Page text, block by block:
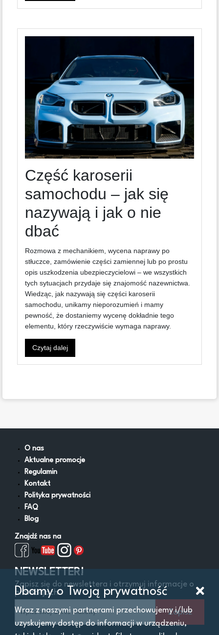
Część karoserii
samochodu – jak się
nazywają i jak o nie
dbać
Rozmowa z mechanikiem, wycena naprawy po
stłuczce, zamówienie części zamiennej lub po prostu
opis uszkodzenia ubezpieczycielowi – we wszystkich
tych sytuacjach przydaje się znajomość nazewnictwa.
Wiedząc, jak nazywają się części karoserii
samochodu, unikamy nieporozumień i mamy
pewność, że dostaniemy wycenę dokładnie tego
elementu, który rzeczywiście wymaga naprawy.
Czytaj dalej
O nas
Aktualne promocje
Regulamin
Kontakt
Polityka prywatności
FAQ
Blog
Znajdź nas na
NEWSLETTER!
Zapisz się do newslettera i otrzymuj informacje o
promocjach
Zapisz
Dbamy o Twoją prywatność
Wraz z naszymi partnerami przechowujemy i/lub
uzyskujemy dostęp do informacji w urządzeniu,